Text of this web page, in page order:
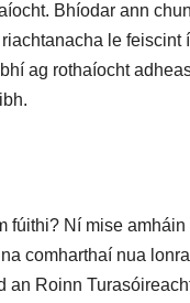
Bhíodar ann
le feiscint í
ag rothaíocht
fúithi? Ní mise amháin
comharthaí nua
an Roinn